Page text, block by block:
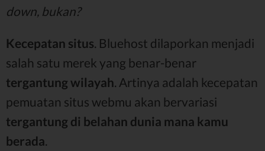
down, bukan?
Kecepatan situs . Bluehost dilaporkan menjadi
salah satu merek yang benar-benar
tergantung wilayah . Artinya adalah kecepatan
pemuatan situs webmu akan bervariasi
tergantung di belahan dunia mana kamu
berada